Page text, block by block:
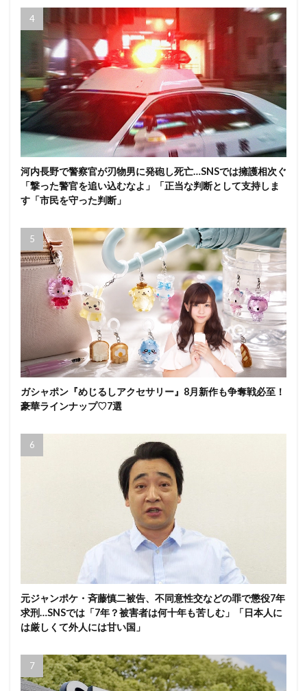
河内長野で警察官が刃物男に発砲し死亡…SNSでは擁護相次ぐ
「撃った警官を追い込むなよ」「正当な判断として支持しま
す「市民を守った判断」
ガシャポン『めじるしアクセサリー』8月新作も争奪戦必至！
豪華ラインナップ♡7選
元ジャンポケ・斉藤慎二被告、不同意性交などの罪で懲役7年
求刑…SNSでは「7年？被害者は何十年も苦しむ」「日本人に
は厳しくて外人には甘い国」